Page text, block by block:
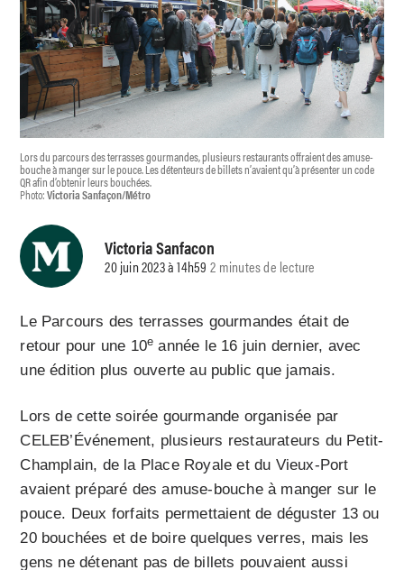
Lors du parcours des terrasses gourmandes, plusieurs restaurants offraient des amuse-
bouche à manger sur le pouce. Les détenteurs de billets n’avaient qu’à présenter un code
QR afin d’obtenir leurs bouchées.
Photo:Victoria Sanfaçon/Métro
Victoria Sanfacon
20 juin 2023 à 14h59 2 minutes de lecture
Le Parcours des terrasses gourmandes était de
retour pour une 10e année le 16 juin dernier, avec
une édition plus ouverte au public que jamais.
Lors de cette soirée gourmande organisée par
CELEB’Événement, plusieurs restaurateurs du Petit-
Champlain, de la Place Royale et du Vieux-Port
avaient préparé des amuse-bouche à manger sur le
pouce. Deux forfaits permettaient de déguster 13 ou
20 bouchées et de boire quelques verres, mais les
gens ne détenant pas de billets pouvaient aussi